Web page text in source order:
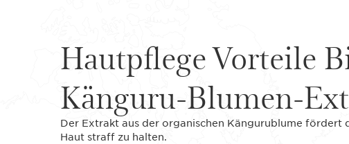
Hautpflege Vorteile
Känguru-Blumen-
Der Extrakt aus der organischen Kängurublume
Haut straff zu halten.